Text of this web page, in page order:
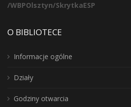
/WBPOlsztyn/SkrytkaESP
O BIBLIOTECE
Informacje ogólne
Działy
Godziny otwarcia